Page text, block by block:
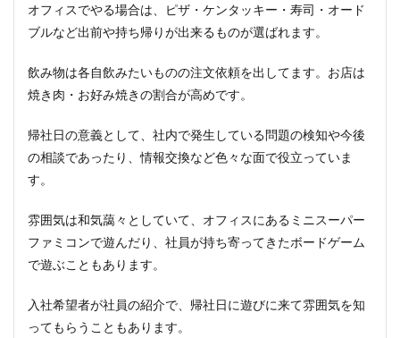
オフィスでやる場合は、ピザ・ケンタッキー・寿司・オード
ブルなど出前や持ち帰りが出来るものが選ばれます。
飲み物は各自飲みたいものの注文依頼を出してます。お店は
焼き肉・お好み焼きの割合が高めです。
帰社日の意義として、社内で発生している問題の検知や今後
の相談であったり、情報交換など色々な面で役立っていま
す。
雰囲気は和気藹々としていて、オフィスにあるミニスーパー
ファミコンで遊んだり、社員が持ち寄ってきたボードゲーム
で遊ぶこともあります。
入社希望者が社員の紹介で、帰社日に遊びに来て雰囲気を知
ってもらうこともあります。